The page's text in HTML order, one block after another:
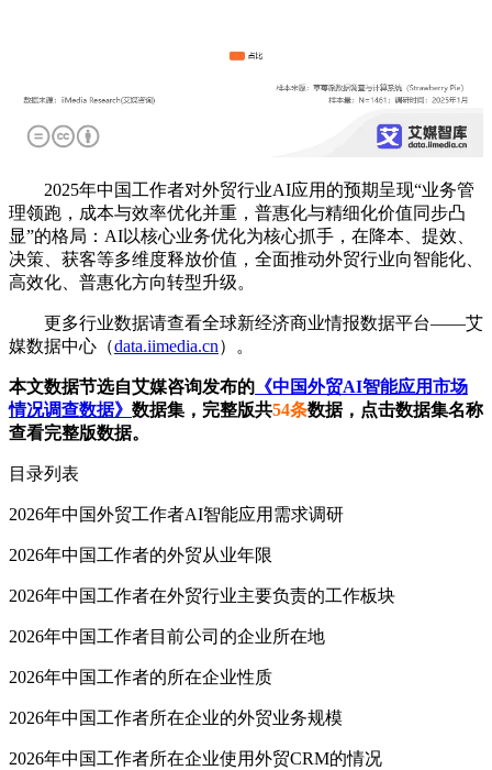
2025年中国工作者对外贸行业AI应用的预期呈现“业务管
理领跑，成本与效率优化并重，普惠化与精细化价值同步凸
显”的格局：AI以核心业务优化为核心抓手，在降本、提效、
决策、获客等多维度释放价值，全面推动外贸行业向智能化、
高效化、普惠化方向转型升级。
更多行业数据请查看全球新经济商业情报数据平台——艾
媒数据中心（data.iimedia.cn）。
本文数据节选自艾媒咨询发布的 《中国外贸AI智能应用市场
情况调查数据》 数据集，完整版共54条数据，点击数据集名称
查看完整版数据。
目录列表
2026年中国外贸工作者AI智能应用需求调研
2026年中国工作者的外贸从业年限
2026年中国工作者在外贸行业主要负责的工作板块
2026年中国工作者目前公司的企业所在地
2026年中国工作者的所在企业性质
2026年中国工作者所在企业的外贸业务规模
2026年中国工作者所在企业使用外贸CRM的情况